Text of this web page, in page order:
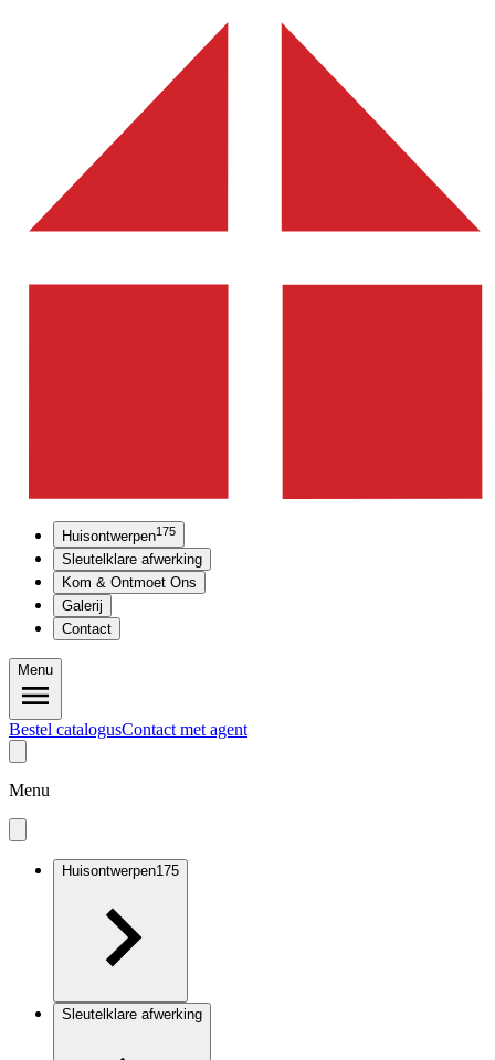
Huisontwerpen175
Sleutelklare afwerking
Kom & Ontmoet Ons
Galerij
Contact
Menu
Bestel catalogusContact met agent
Menu
Huisontwerpen175
Sleutelklare afwerking